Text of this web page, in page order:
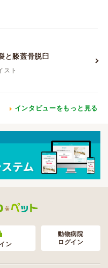
と膝蓋骨脱臼
スト
インタビューをもっと見る
ン
動物病院
ログイン